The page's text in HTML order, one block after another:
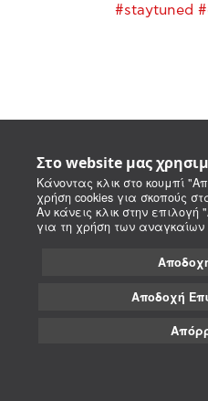
Στο website μας
Κάνοντας κλικ στο κουμπί
χρήση cookies για σκοπούς
Αν κάνεις κλικ στην επιλογή
για τη χρήση των αναγκαίων
Αποδοχή
#staytuned